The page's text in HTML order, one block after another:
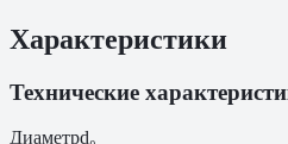
Характеристики
Технические
Диаметрd₀